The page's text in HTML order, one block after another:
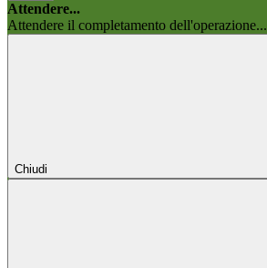
Attendere...
Attendere il completamento dell'operazione...
Chiudi